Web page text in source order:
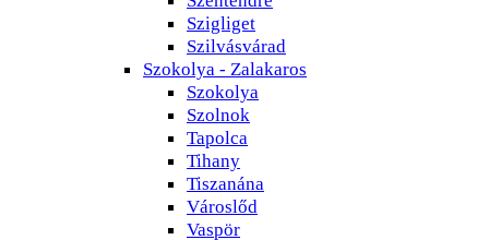
Szigliget
Szilvásvárad
Szokolya - Zalakaros
Szokolya
Szolnok
Tapolca
Tihany
Tiszanána
Városlőd
Vaspör